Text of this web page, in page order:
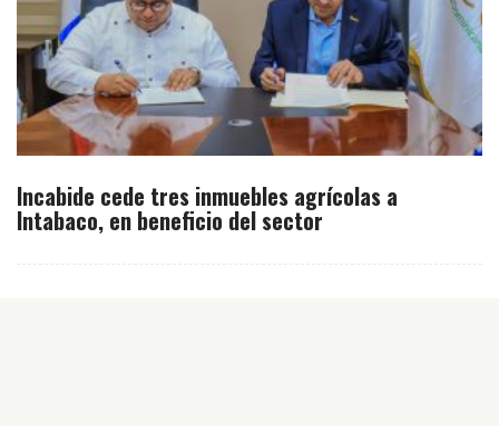
Incabide cede tres inmuebles agrícolas a
Intabaco, en beneficio del sector